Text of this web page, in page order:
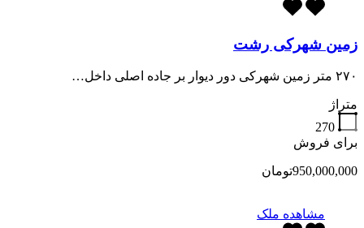
زمین شهرکی رشت
۲۷۰ متر زمین شهرکی دور دیوار بر جاده اصلی داخل…
متراژ
270
برای فروش
950,000,000تومان
مشاهده ملک